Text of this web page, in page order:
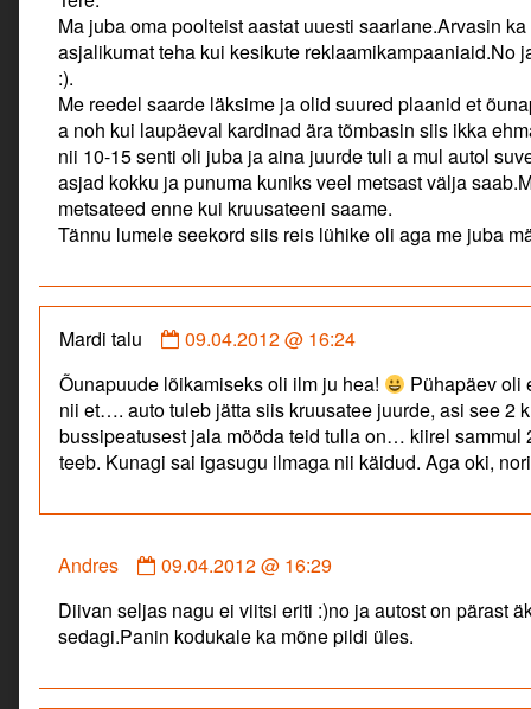
published
on
Ma juba oma poolteist aastat uuesti saarlane.Arvasin
asjalikumat teha kui kesikute reklaamikampaaniaid.No
:).
Me reedel saarde läksime ja olid suured plaanid et
a noh kui laupäeval kardinad ära tõmbasin siis ikka
nii 10-15 senti oli juba ja aina juurde tuli a mul autol
asjad kokku ja punuma kuniks veel metsast välja
metsateed enne kui kruusateeni saame.
Tännu lumele seekord siis reis lühike oli aga me juba
Mardi talu
Comment
Mardi
talu
published
on
09.04.2012 @ 16:24
Õunapuude lõikamiseks oli ilm ju hea!
Pühapäev oli
nii et…. auto tuleb jätta siis kruusatee juurde, asi see 2
bussipeatusest jala mööda teid tulla on… kiirel sammul
teeb. Kunagi sai igasugu ilmaga nii käidud. Aga oki,
Andres
Comment
Andres
published
09.04.2012 @ 16:29
Diivan seljas nagu ei viitsi eriti :)no ja autost on pärast
sedagi.Panin kodukale ka mõne pildi üles.